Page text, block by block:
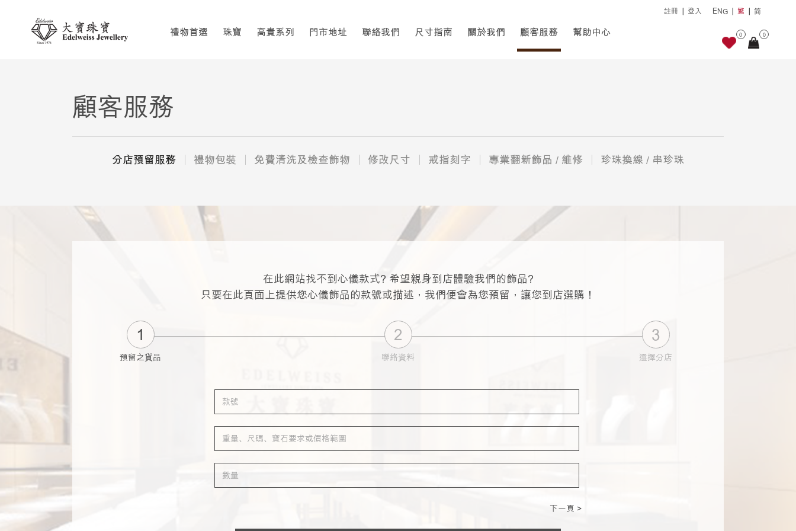
註冊 登入 ENG 繁 简
0 0
禮物首選 珠寶 高貴系列 門市地址 聯絡我們 尺寸指南 關於我們 顧客服務 幫助中心
顧客服務
分店預留服務 禮物包裝 免費清洗及檢查飾物 修改尺寸 戒指刻字 專業翻新飾品 / 維修 珍珠換線 / 串珍珠
在此網站找不到心儀款式? 希望親身到店體驗我們的飾品?
只要在此頁面上提供您心儀飾品的款號或描述，我們便會為您預留，讓您到店選購！
1
預留之貨品
2
聯絡資料
3
選擇分店
下一頁 >